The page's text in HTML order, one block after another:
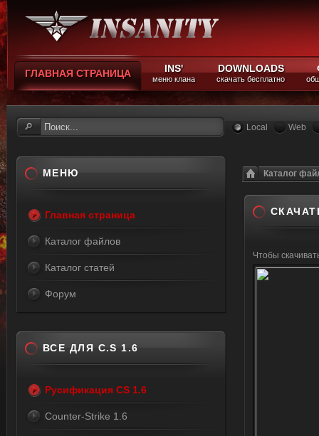
ГЛАВНАЯ СТРАНИЦА INS'
меню клана
DOWNLOADS
скачать бесплатно
Local Web
Каталог
Чтобы
МЕНЮ
Главная страница
Каталог файлов
Каталог статей
Форум
ВСЕ ДЛЯ C.S 1.6
Русификация CS 1.6
Counter-Strike 1.6